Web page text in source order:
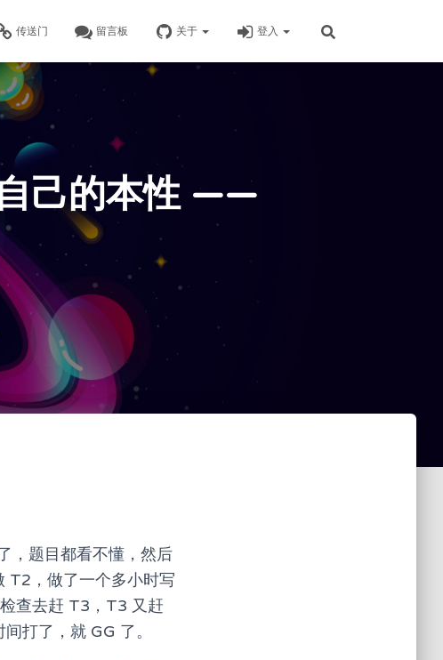
传送门 留言板 关于 登入
自己的本性 ——
，题目都看不懂，然后
T2，做了一个多小时写
查去赶 T3，T3 又赶
打了，就 GG 了。